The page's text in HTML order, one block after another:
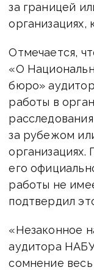
за границей
организациях,
Отмечается,
«О
бюро»
работы в
за рубежом
организациях.
его
работы не
подтвердил
«Незаконное
аудитора
сомнение весь